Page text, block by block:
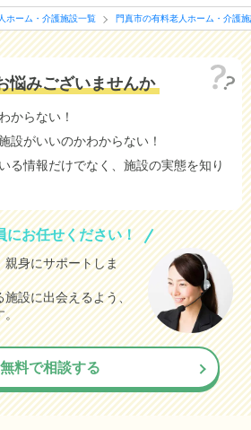
ホーム・介護施設一覧 門真市の有料老人ホーム・介護
悩みございませんか
からない！
設がいいのかわからない！
る情報だけでなく、施設の実態を知り
にお任せください！
親身にサポートしま
設に出会えるよう、
。
無料で相談する